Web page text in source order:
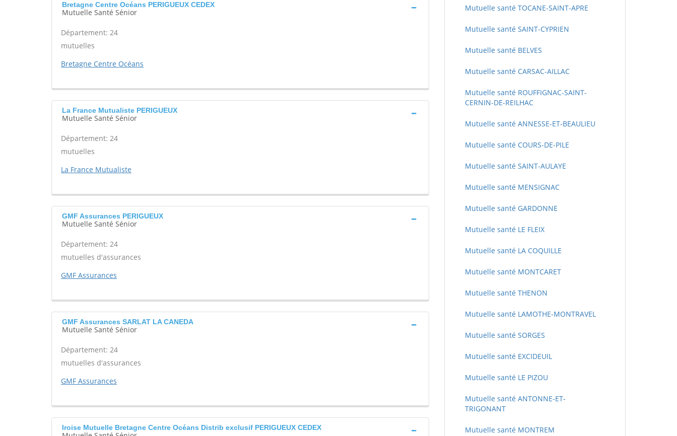
Bretagne Centre Océans PERIGUEUX CEDEX
Mutuelle Santé Sénior
Département: 24
mutuelles
Bretagne Centre Océans
La France Mutualiste PERIGUEUX
Mutuelle Santé Sénior
Département: 24
mutuelles
La France Mutualiste
GMF Assurances PERIGUEUX
Mutuelle Santé Sénior
Département: 24
mutuelles d'assurances
GMF Assurances
GMF Assurances SARLAT LA CANEDA
Mutuelle Santé Sénior
Département: 24
mutuelles d'assurances
GMF Assurances
Iroise Mutuelle Bretagne Centre Océans Distrib exclusif PERIGUEUX CEDEX
Mutuelle santé TOCANE-SAINT-APRE
Mutuelle santé SAINT-CYPRIEN
Mutuelle santé BELVES
Mutuelle santé CARSAC-AILLAC
Mutuelle santé ROUFFIGNAC-SAINT-
CERNIN-DE-REILHAC
Mutuelle santé ANNESSE-ET-BEAULIEU
Mutuelle santé COURS-DE-PILE
Mutuelle santé SAINT-AULAYE
Mutuelle santé MENSIGNAC
Mutuelle santé GARDONNE
Mutuelle santé LE FLEIX
Mutuelle santé LA COQUILLE
Mutuelle santé MONTCARET
Mutuelle santé THENON
Mutuelle santé LAMOTHE-MONTRAVEL
Mutuelle santé SORGES
Mutuelle santé EXCIDEUIL
Mutuelle santé LE PIZOU
Mutuelle santé ANTONNE-ET-
TRIGONANT
Mutuelle santé MONTREM